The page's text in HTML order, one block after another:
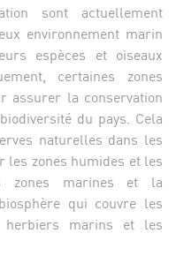
sont actuellement
environnement marin
espèces et oiseaux
certaines zones
assurer la conservation
du pays. Cela
naturelles dans les
zones humides et les
zones marines et la
qui couvre les
marins et les